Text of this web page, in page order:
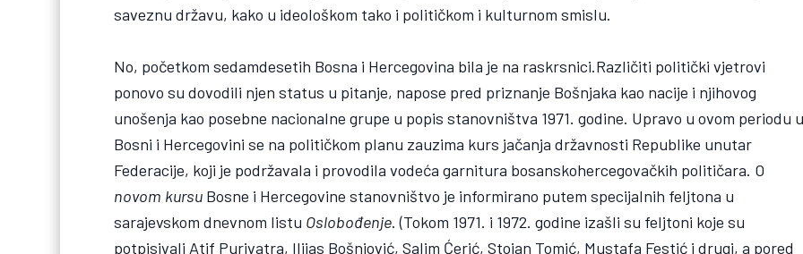
saveznu državu, kako u ideološkom tako i političkom i kulturnom smislu.
No, početkom sedamdesetih Bosna i Hercegovina bila je na raskrsnici.Različiti politički vjetrovi
ponovo su dovodili njen status u pitanje, napose pred priznanje Bošnjaka kao nacije i njihovog
unošenja kao posebne nacionalne grupe u popis stanovništva 1971. godine. Upravo u ovom periodu
Bosni i Hercegovini se na političkom planu zauzima kurs jačanja državnosti Republike unutar
Federacije, koji je podržavala i provodila vodeća garnitura bosanskohercegovačkih političara. O
novom kursu Bosne i Hercegovine stanovništvo je informirano putem specijalnih feljtona u
sarajevskom dnevnom listu Oslobođenje. (Tokom 1971. i 1972. godine izašli su feljtoni koje su
potpisivali Atif Purivatra, Ilijas Bošnjović, Salim Ćerić, Stojan Tomić, Mustafa Festić i drugi, a pored